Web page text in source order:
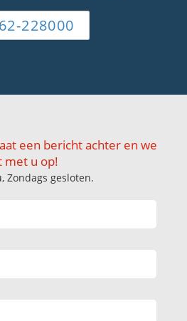
228000
een bericht achter en we
met u op!
Zondags gesloten.